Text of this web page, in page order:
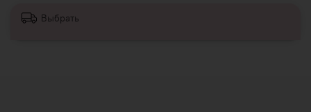
Выбрать